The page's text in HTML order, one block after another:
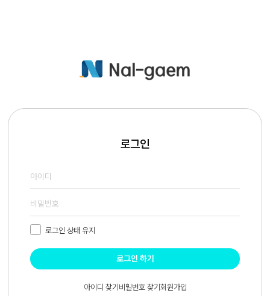
로그인
로그인 상태 유지
로그인 하기
아이디 찾기비밀번호 찾기회원가입